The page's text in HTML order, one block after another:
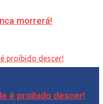
morrerá!
é proibido descer!